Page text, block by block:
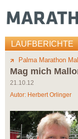
LAUFBERICHTE
Palma Marathon
Mag mich
21.10.12
Autor: Herbert Orlinger